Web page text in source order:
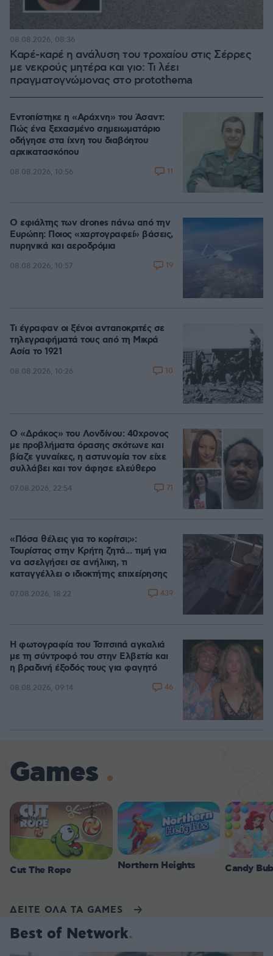
Καρέ-καρέ η ανάλυση του τροχαίου στις Σέρρες
με νεκρούς μητέρα και γιο: Τι λέει
πραγματογνώμονας στο protothema
08.08.2026, 08:36
Εντοπίστηκε η «Αράχνη» του Άσαντ:
Πώς ένα ξεχασμένο σημειωματάριο
οδήγησε στα ίχνη του διαβόητου
αρχικατασκόπου
08.08.2026, 10:56 11
Ο εφιάλτης των drones πάνω από την
Ευρώπη: Ποιος «χαρτογραφεί» βάσεις,
πυρηνικά και αεροδρόμια
08.08.2026, 10:57 19
Τι έγραφαν οι ξένοι ανταποκριτές σε
τηλεγραφήματά τους από τη Μικρά
Ασία το 1921
08.08.2026, 10:26 10
Ο «Δράκος» του Λονδίνου: 40χρονος
με προβλήματα όρασης σκότωνε και
βίαζε γυναίκες, η αστυνομία τον είχε
συλλάβει και τον άφησε ελεύθερο
07.08.2026, 22:54 71
«Πόσα θέλεις για το κορίτσι;»:
Τουρίστας στην Κρήτη ζητά... τιμή για
να ασελγήσει σε ανήλικη, τι
καταγγέλλει ο ιδιοκτήτης επιχείρησης
07.08.2026, 18:22 439
Η φωτογραφία του Τσιτσιπά αγκαλιά
με τη σύντροφό του στην Ελβετία και
η βραδινή έξοδός τους για φαγητό
08.08.2026, 09:14 46
Games
Cut The Rope Northern Heights Candy
ΔΕΙΤΕ ΟΛΑ ΤΑ GAMES
Best of Network